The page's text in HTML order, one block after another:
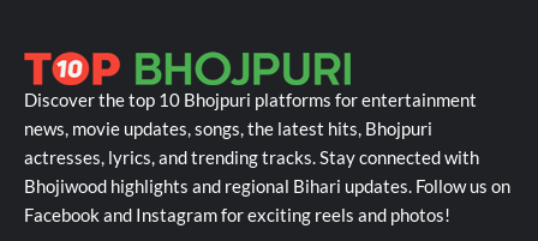
Discover the top 10 Bhojpuri platforms for entertainment
news, movie updates, songs, the latest hits, Bhojpuri
actresses, lyrics, and trending tracks. Stay connected with
Bhojiwood highlights and regional Bihari updates. Follow us on
Facebook and Instagram for exciting reels and photos!